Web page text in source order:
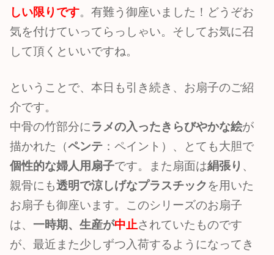
しい限りです。有難う御座いました！どうぞお
気を付けていってらっしゃい。そしてお気に召
して頂くといいですね。
ということで、本日も引き続き、お扇子のご紹
介です。
中骨の竹部分にラメの入ったきらびやかな絵が
描かれた（ペンテ ：ペイント）、とても大胆で
個性的な婦人用扇子です。また扇面は絹張り 、
親骨にも透明で涼しげなプラスチックを用いた
お扇子も御座います。このシリーズのお扇子
は、 一時期、生産が中止されていたものです
が、最近また少しずつ入荷するようになってき